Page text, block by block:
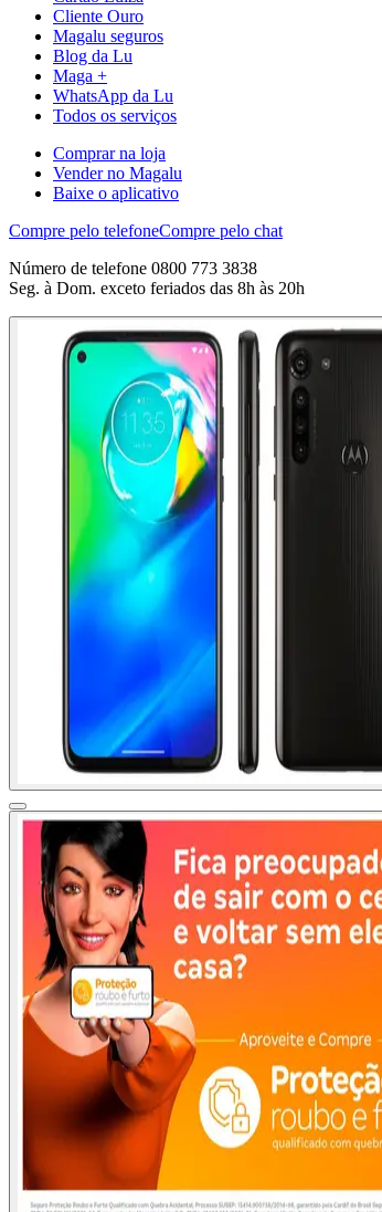
Cliente Ouro
Magalu seguros
Blog da Lu
Maga +
WhatsApp da Lu
Todos os serviços
Comprar na loja
Vender no Magalu
Baixe o aplicativo
Compre pelo telefoneCompre pelo chat
Número de telefone 0800 773 3838
Seg. à Dom. exceto feriados das 8h às 20h